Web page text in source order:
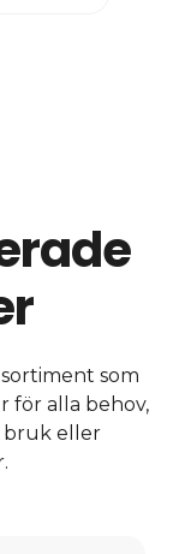
som
för alla behov,
bruk eller